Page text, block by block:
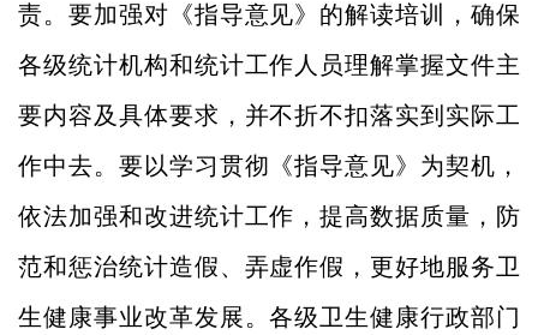
责。要加强对《指导意见》的解读培训，确保
各级统计机构和统计工作人员理解掌握文件主
要内容及具体要求，并不折不扣落实到实际工
作中去。要以学习贯彻《指导意见》为契机，
依法加强和改进统计工作，提高数据质量，防
范和惩治统计造假、弄虚作假，更好地服务卫
生健康事业改革发展。各级卫生健康行政部门